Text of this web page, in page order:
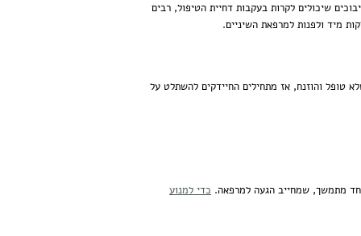
שיכולים לקרות בעקבות דחיית הטיפול, רבים
מיד ולפנות למרפאת השיניים.
טופל והוזנח, אז מתחילים החיידקים להשתלט על
מתמשך, שמחייב הגעה למרפאה. כדי למנוע